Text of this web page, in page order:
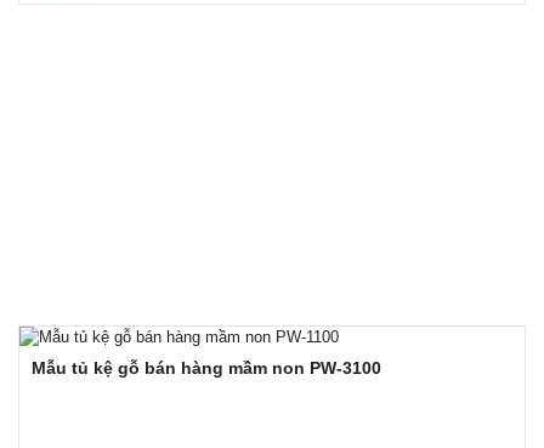
Mẫu tủ kệ gỗ bán hàng mầm non PW-3100